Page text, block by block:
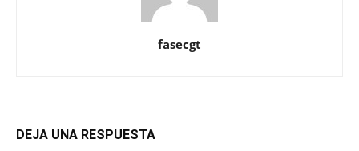
fasecgt
DEJA UNA RESPUESTA